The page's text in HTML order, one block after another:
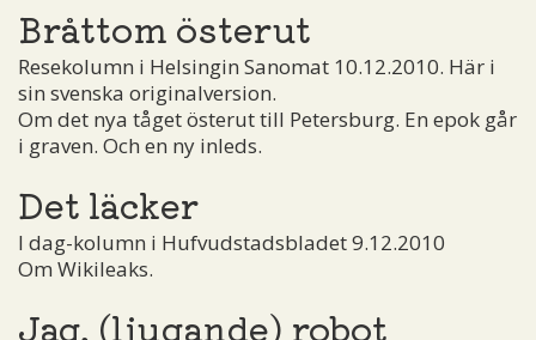
Bråttom österut
Resekolumn i Helsingin Sanomat 10.12.2010. Här i
sin svenska originalversion.
Om det nya tåget österut till Petersburg. En epok går
i graven. Och en ny inleds.
Det läcker
I dag-kolumn i Hufvudstadsbladet 9.12.2010
Om Wikileaks.
Jag, (ljugande) robot